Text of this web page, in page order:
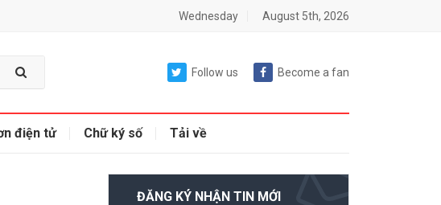
Wednesday August 5th, 2026
Follow us Become a fan
điện tử Chữ ký số Tải về
ĐĂNG KÝ NHẬN TIN MỚI